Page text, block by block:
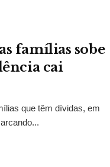
famílias sobe
cai
que têm dívidas, em